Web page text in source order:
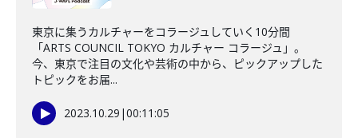
東京に集うカルチャーをコラージュしていく10分間
「ARTS COUNCIL TOKYO カルチャー コラージュ」。
今、東京で注目の文化や芸術の中から、ピックアップした
トピックをお届...
2023.10.29 |00:11:05